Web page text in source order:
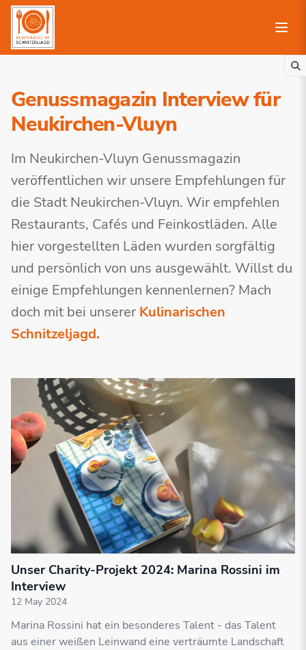
Genussmagazin Interview für
Neukirchen-Vluyn
Im Neukirchen-Vluyn Genussmagazin
veröffentlichen wir unsere Empfehlungen für
die Stadt Neukirchen-Vluyn. Wir empfehlen
Restaurants, Cafés und Feinkostläden. Alle
hier vorgestellten Läden wurden sorgfältig
und persönlich von uns ausgewählt. Willst du
einige Empfehlungen kennenlernen? Mach
doch mit bei unserer Kulinarischen
Schnitzeljagd.
Unser Charity-Projekt 2024: Marina Rossini im
Interview
12 May 2024
Marina Rossini hat ein besonderes Talent - das Talent
aus einer weißen Leinwand eine verträumte Landschaft